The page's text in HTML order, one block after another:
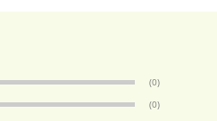
(0)
(0)